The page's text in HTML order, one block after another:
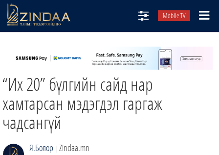
Mobile TV
ТВ8
ӨГЛӨӨНИЙ СОНИН
ЗИНДАА СЭТГҮҮЛ
“Их 20” бүлгийн сайд нар
хамтарсан мэдэгдэл гаргаж
чадсангүй
Я.Болор | Zindaa.mn